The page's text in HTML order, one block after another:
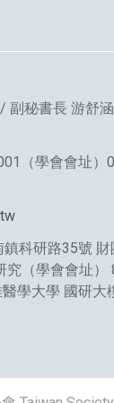
副秘書長 游舒
（學會會址）
科研路35號
究（學會會址）
學大學 國研大